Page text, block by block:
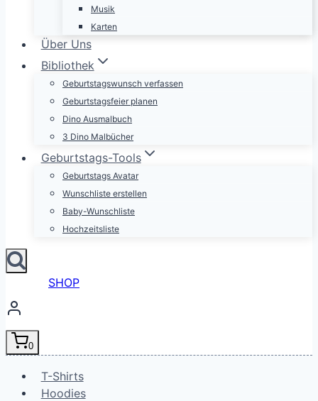
Musik
Karten
Über Uns
Bibliothek
Geburtstagswunsch verfassen
Geburtstagsfeier planen
Dino Ausmalbuch
3 Dino Malbücher
Geburtstags-Tools
Geburtstags Avatar
Wunschliste erstellen
Baby-Wunschliste
Hochzeitsliste
SHOP
0
T-Shirts
Hoodies